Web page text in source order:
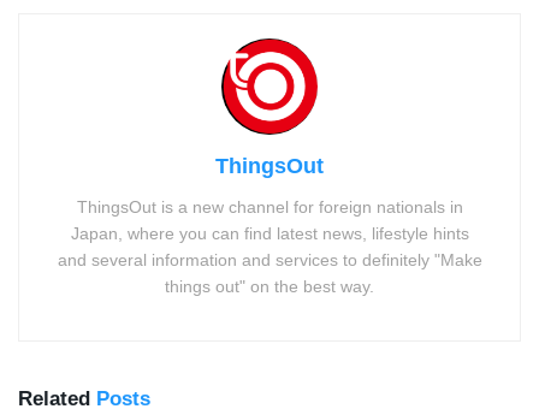
ThingsOut
ThingsOut is a new channel for foreign nationals in
Japan, where you can find latest news, lifestyle hints
and several information and services to definitely "Make
things out" on the best way.
Related Posts